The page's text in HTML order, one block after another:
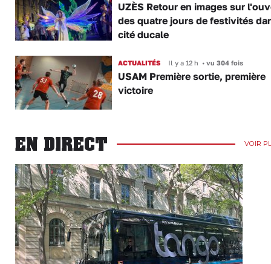
UZÈS Retour en images sur
des quatre jours de festivités
cité ducale
ACTUALITÉS Il y a 12 h •vu 304 fois
USAM Première sortie, première
victoire
EN DIRECT VOIR